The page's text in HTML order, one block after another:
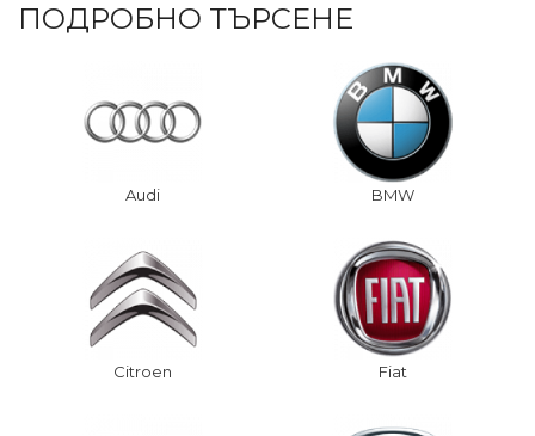
ПОДРОБНО ТЪРСЕНЕ
Audi BMW
Citroen Fiat